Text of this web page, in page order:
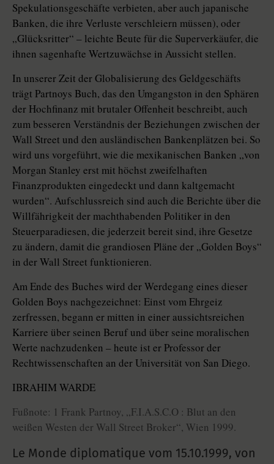
Spekulationsgeschäfte verbieten, aber auch japanische
Banken, die ihre Verluste verschleiern müssen), oder
„Glücksritter“ – leichte Beute für die Superverkäufer, die
ihnen sagenhafte Wertzuwächse in Aussicht stellen.
In unserer Zeit der Globalisierung des Geldgeschäfts
trägt Partnoys Buch, das den Umgangston in den Sphären
der Hochfinanz mit brutaler Offenheit beschreibt, auch
zum besseren Verständnis der Beziehungen zwischen der
Wall Street und den ausländischen Bankenplätzen bei. So
wird uns vorgeführt, wie die mexikanischen Banken „von
Morgan Stanley erst mit höchst zweifelhaften
Finanzprodukten eingedeckt und dann kaltgemacht
wurden“. Aufschlussreich sind auch die Berichte über die
Willfährigkeit der machthabenden Politiker in den
Steuerparadiesen, die jederzeit bereit sind, ihre Gesetze
zu ändern, damit die grandiosen Pläne der „Golden Boys“
in der Wall Street funktionieren.
Am Ende des Buches wird der Werdegang eines dieser
Golden Boys nachgezeichnet: Einst vom Ehrgeiz
zerfressen, begann er mitten in einer aussichtsreichen
Karriere über seinen Beruf und über seine moralischen
Werte nachzudenken – heute ist er Professor der
Rechtwissenschaften an der Universität von San Diego.
IBRAHIM WARDE
Fußnote: 1 Frank Partnoy, „F.I.A.S.C.O : Blut an den
weißen Westen der Wall Street Broker“, Wien 1999.
Le Monde diplomatique vom 15.10.1999, von